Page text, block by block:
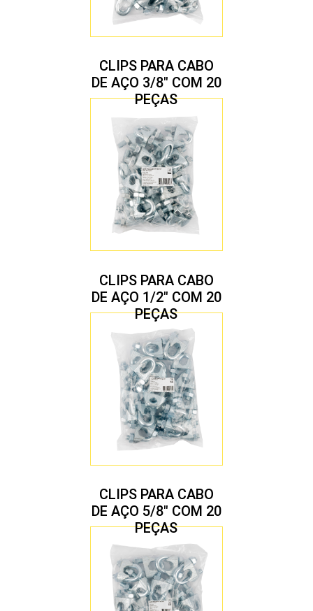
CLIPS PARA CABO
DE AÇO 3/8″ COM 20
PEÇAS
CLIPS PARA CABO
DE AÇO 1/2″ COM 20
PEÇAS
CLIPS PARA CABO
DE AÇO 5/8″ COM 20
PEÇAS